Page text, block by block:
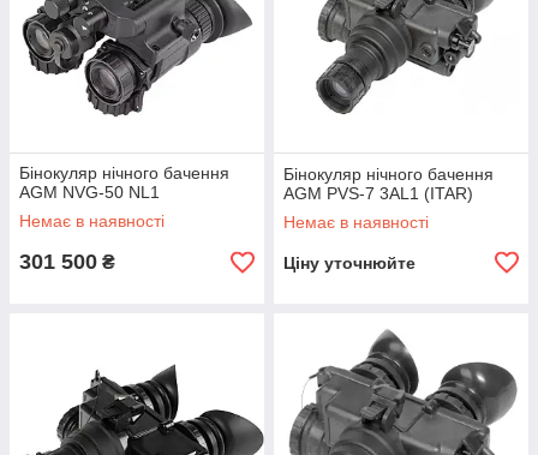
Бінокуляр нічного бачення
AGM NVG-50 NL1
Немає в наявності
301 500 ₴
Бінокуляр нічного бачення
AGM PVS-7 3AL1 (ITAR)
Немає в наявності
Ціну уточнюйте